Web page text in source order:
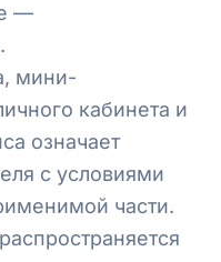
—
мини-
кабинета и
означает
с условиями
части.